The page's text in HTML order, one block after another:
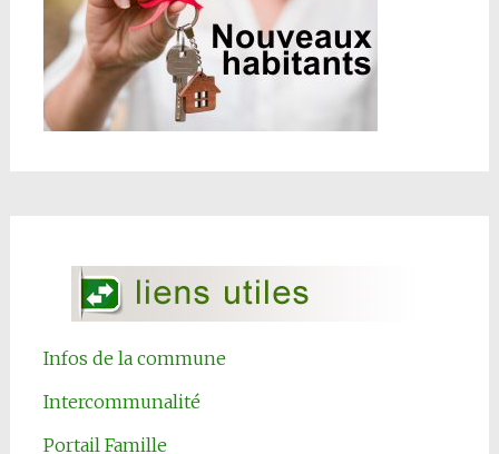
Infos de la commune
Intercommunalité
Portail Famille